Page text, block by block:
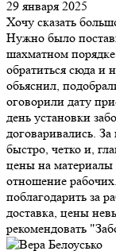
29 января 2025
Хочу сказать
Нужно было
шахматном
обратиться сюда и
обьяснил,
оговорили дату
день установки
договаривались.
быстро, четко и,
цены на материалы
отношение
поблагодарить за
доставка, цены
рекомендовать